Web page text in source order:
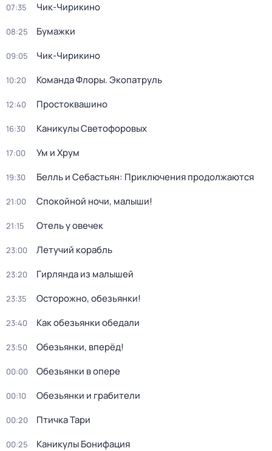
07:35 Чик-Чирикино
08:25 Бумажки
09:05 Чик-Чирикино
10:20 Команда Флоры. Экопатруль
12:40 Простоквашино
16:30 Каникулы Светофоровых
17:00 Ум и Хрум
19:30 Белль и Себастьян: Приключения продолжаются
21:00 Спокойной ночи, малыши!
21:15 Отель у овечек
23:00 Летучий корабль
23:20 Гирлянда из малышей
23:35 Осторожно, обезьянки!
23:40 Как обезьянки обедали
23:50 Обезьянки, вперёд!
00:00 Обезьянки в опере
00:10 Обезьянки и грабители
00:20 Птичка Тари
00:25 Каникулы Бонифация